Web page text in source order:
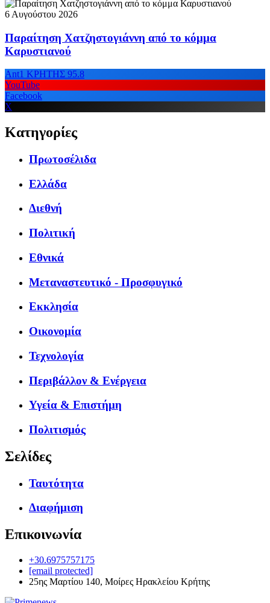
6 Αυγούστου 2026
Παραίτηση Χατζηστογιάννη από το κόμμα
Καρυστιανού
Ant1 ΚΡΗΤΗΣ 95.8
YouTube
Facebook
X
Κατηγορίες
Πρωτοσέλιδα
Ελλάδα
Διεθνή
Πολιτική
Εθνικά
Μεταναστευτικό - Προσφυγικό
Εκκλησία
Οικονομία
Τεχνολογία
Περιβάλλον & Ενέργεια
Υγεία & Επιστήμη
Πολιτισμός
Σελίδες
Ταυτότητα
Διαφήμιση
Επικοινωνία
+30.6975757175
[email protected]
25ης Μαρτίου 140, Μοίρες Ηρακλείου Κρήτης